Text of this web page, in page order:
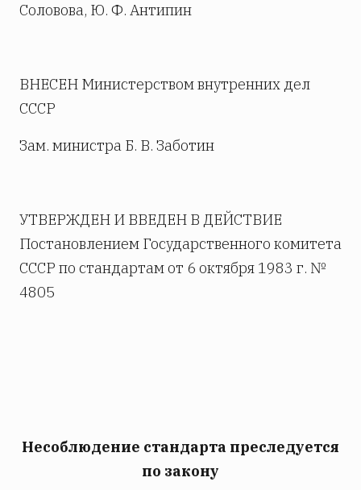
Соловова, Ю. Ф. Антипин
ВНЕСЕН Министерством внутренних дел
СССР
Зам. министра Б. В. Заботин
УТВЕРЖДЕН И ВВЕДЕН В ДЕЙСТВИЕ
Постановлением Государственного комитета
СССР по стандартам от 6 октября 1983 г. №
4805
Несоблюдение стандарта преследуется
по закону